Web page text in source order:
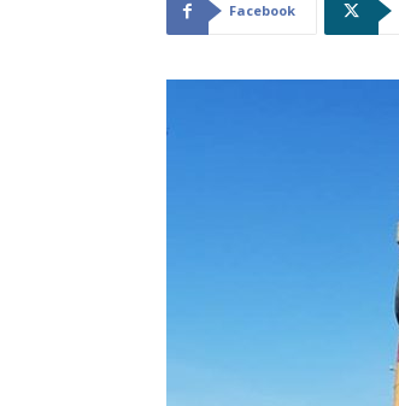
Facebook